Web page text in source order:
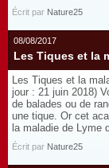
Écrit par Nature25
08/08/2017
Les Tiques et la
Les Tiques et la
jour : 21 juin 2018)
de balades ou de
une tique. Or cet
la maladie de Lyme
Écrit par Nature25